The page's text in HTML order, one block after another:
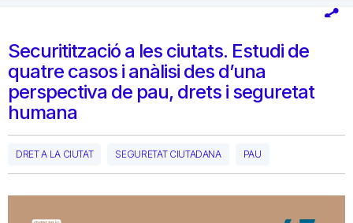
Securitització a les ciutats. Estudi de
quatre casos i anàlisi des d’una
perspectiva de pau, drets i seguretat
humana
DRET A LA CIUTAT SEGURETAT CIUTADANA PAU